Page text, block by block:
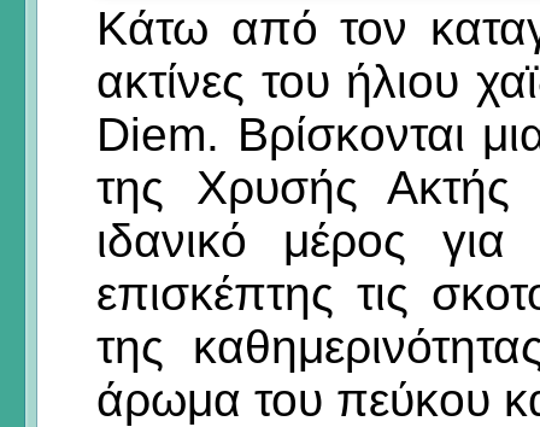
Κάτω από τον
ακτίνες του ήλιου
Diem. Βρίσκονται
της Χρυσής
ιδανικό μέρος
επισκέπτης τις
της
άρωμα του πεύκου